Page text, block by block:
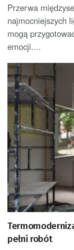
Przerwa
najmocniejszych
mogą
emocji....
pełni robót